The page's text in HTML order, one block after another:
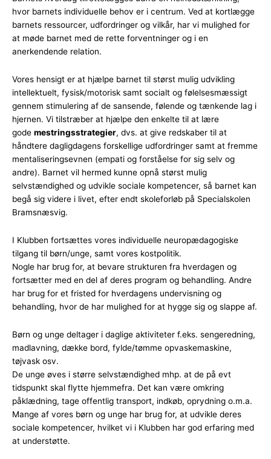
hvor barnets individuelle behov er i centrum. Ved at kortlægge
barnets ressourcer, udfordringer og vilkår, har vi mulighed for
at møde barnet med de rette forventninger og i en
anerkendende relation.
Vores hensigt er at hjælpe barnet til størst mulig udvikling
intellektuelt, fysisk/motorisk samt socialt og følelsesmæssigt
gennem stimulering af de sansende, følende og tænkende lag i
hjernen. Vi tilstræber at hjælpe den enkelte til at lære
gode mestringsstrategier, dvs. at give redskaber til at
håndtere dagligdagens forskellige udfordringer samt at fremme
mentaliseringsevnen (empati og forståelse for sig selv og
andre). Barnet vil hermed kunne opnå størst mulig
selvstændighed og udvikle sociale kompetencer, så barnet kan
begå sig videre i livet, efter endt skoleforløb på Specialskolen
Bramsnæsvig.
I Klubben fortsættes vores individuelle neuropædagogiske
tilgang til børn/unge, samt vores kostpolitik.
Nogle har brug for, at bevare strukturen fra hverdagen og
fortsætter med en del af deres program og behandling. Andre
har brug for et fristed for hverdagens undervisning og
behandling, hvor de har mulighed for at hygge sig og slappe af.
Børn og unge deltager i daglige aktiviteter f.eks. sengeredning,
madlavning, dække bord, fylde/tømme opvaskemaskine,
tøjvask osv.
De unge øves i større selvstændighed mhp. at de på evt
tidspunkt skal flytte hjemmefra. Det kan være omkring
påklædning, tage offentlig transport, indkøb, oprydning o.m.a.
Mange af vores børn og unge har brug for, at udvikle deres
sociale kompetencer, hvilket vi i Klubben har god erfaring med
at understøtte.